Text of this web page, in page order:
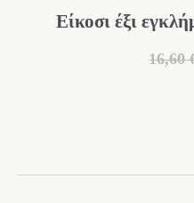
Είκοσι έξι
16,60